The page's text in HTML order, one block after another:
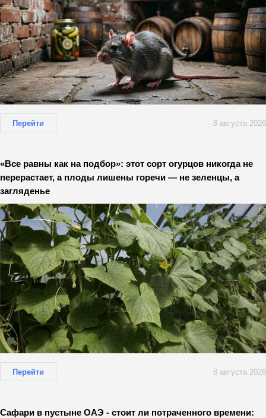
Перейти 8 августа 2026
«Все равны как на подбор»: этот сорт огурцов никогда не
перерастает, а плоды лишены горечи — не зеленцы, а
загляденье
Перейти 8 августа 2026
Сафари в пустыне ОАЭ - стоит ли потраченного времени: